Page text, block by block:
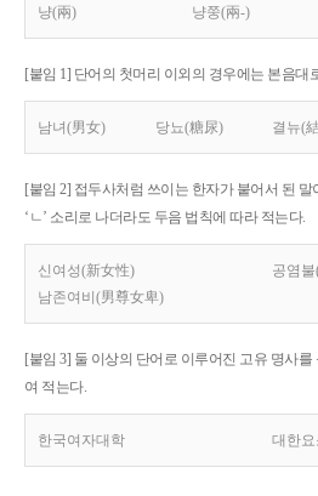
냥(兩) 냥쭝(兩-)
[붙임 1] 단어의 첫머리 이외의 경우에는 본음대
남녀(男女) 당뇨(糖尿) 결뉴(
[붙임 2] 접두사처럼 쓰이는 한자가 붙어서 된
‘ㄴ’ 소리로 나더라도 두음 법칙에 따라 적는다.
신여성(新女性)
공염
남존여비(男尊女卑)
[붙임 3] 둘 이상의 단어로 이루어진 고유 명사
여 적는다.
한국여자대학 대한